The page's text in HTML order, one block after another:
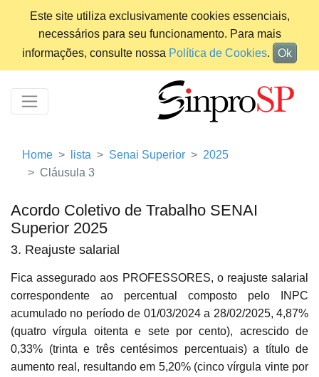
Este site utiliza exclusivamente cookies essenciais,
necessários para seu funcionamento. Para mais
informações, consulte nossa Política de Cookies. Ok
Home lista Senai Superior
2025
Cláusula 3
Acordo Coletivo de Trabalho SENAI
Superior 2025
3. Reajuste salarial
Fica assegurado aos PROFESSORES, o reajuste salarial
correspondente ao percentual composto pelo INPC
acumulado no período de 01/03/2024 a 28/02/2025, 4,87%
(quatro vírgula oitenta e sete por cento), acrescido de
0,33% (trinta e três centésimos percentuais) a título de
aumento real, resultando em 5,20% (cinco vírgula vinte por